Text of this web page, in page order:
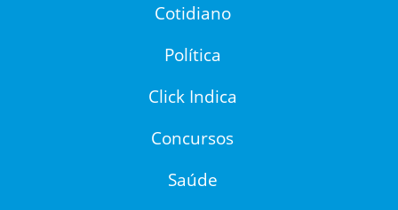
Cotidiano
Política
Click Indica
Concursos
Saúde